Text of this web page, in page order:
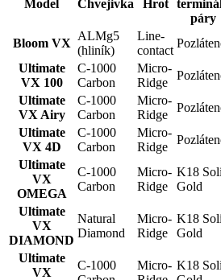
Model Chvejivka Hrot
páry
Bloom VX
ALMg5
(hliník)
Line-
contact
Ultimate
VX 100
C-1000
Carbon
Micro-
Ridge
Ultimate
VX Airy
C-1000
Carbon
Micro-
Ridge
Ultimate
VX 4D
C-1000
Carbon
Micro-
Ridge
Ultimate
VX
OMEGA
C-1000
Carbon
Micro-
Ridge
K18
Gold
Ultimate
VX
DIAMOND
Natural
Diamond
Micro-
Ridge
K18
Gold
Ultimate
VX
C-1000
Micro- K18